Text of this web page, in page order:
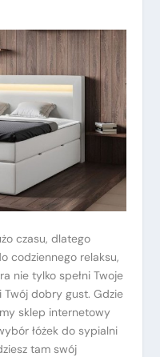
czasu, dlatego
codziennego relaksu,
nie tylko spełni Twoje
Twój dobry gust. Gdzie
sklep internetowy
łóżek do sypialni
tam swój